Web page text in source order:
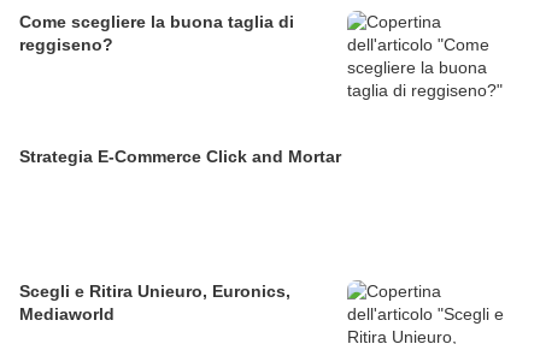
Come scegliere la buona taglia di
reggiseno?
Strategia E-Commerce Click and Mortar
Scegli e Ritira Unieuro, Euronics,
Mediaworld